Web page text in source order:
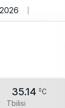
რეჟიმში
35.14
Tbilisi